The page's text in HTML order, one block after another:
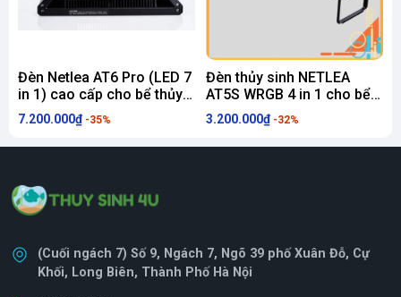
Đèn Netlea AT6 Pro (LED 7
in 1) cao cấp cho bể thủy
sinh, cá cảnh
7.200.000₫ -35%
Đèn thủy sinh NETLEA
AT5S WRGB 4 in 1 cho bể
thủy sinh cá cảnh
3.200.000₫ -32%
(Cuối ngách 7) Số 9, Ngách 7, Ngõ 39 phố Xuân Đỗ, Cự
Khối, Long Biên, Thành Phố Hà Nội